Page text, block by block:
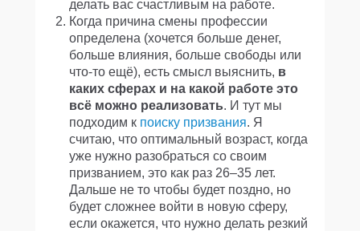
делать вас счастливым на работе.
Когда причина смены профессии
определена (хочется больше денег,
больше влияния, больше свободы или
что-то ещё), есть смысл выяснить, в
каких сферах и на какой работе это
всё можно реализовать. И тут мы
подходим к поиску призвания. Я
считаю, что оптимальный возраст, когда
уже нужно разобраться со своим
призванием, это как раз 26–35 лет.
Дальше не то чтобы будет поздно, но
будет сложнее войти в новую сферу,
если окажется, что нужно делать резкий